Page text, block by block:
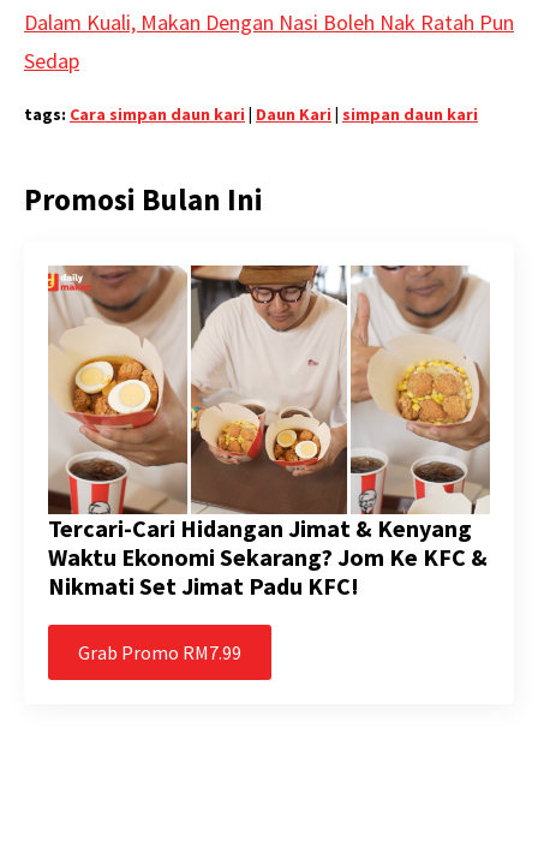
Dalam Kuali, Makan Dengan Nasi Boleh Nak Ratah Pun
Sedap
tags: Cara simpan daun kari Daun Kari simpan daun kari
Promosi Bulan Ini
Tercari-Cari Hidangan Jimat & Kenyang
Waktu Ekonomi Sekarang? Jom Ke KFC &
Nikmati Set Jimat Padu KFC!
Grab Promo RM7.99